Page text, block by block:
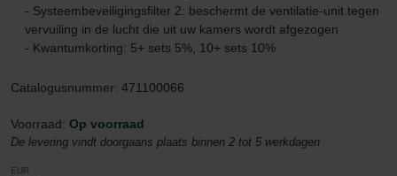
- Systeembeveiligingsfilter 2: beschermt de ventilatie-unit tegen
vervuiling in de lucht die uit uw kamers wordt afgezogen
- Kwantumkorting: 5+ sets 5%, 10+ sets 10%
Catalogusnummer: 471100066
Voorraad: Op voorraad
De levering vindt doorgaans plaats binnen 2 tot 5 werkdagen
EUR